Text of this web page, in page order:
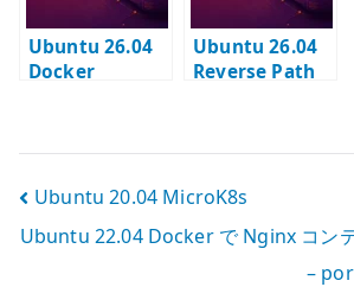
Ubuntu 26.04
Docker
Ubuntu 26.04
Reverse Path
を確認する
投
稿
Ubuntu 20.04 MicroK8s
Ubuntu 22.04 Docker で Nginx コン
–